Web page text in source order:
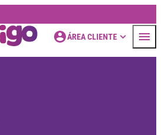
ÁREA CLIENTE